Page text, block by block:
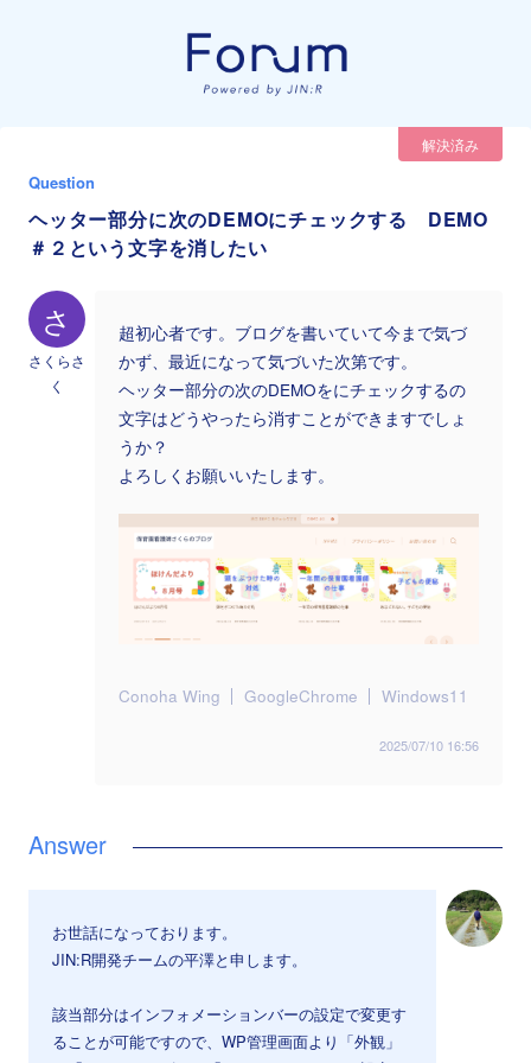
解決済み
Question
ヘッター部分に次のDEMOにチェックする DEMO
＃２という文字を消したい
さ
さくらさ
く
超初心者です。ブログを書いていて今まで気づ
かず、最近になって気づいた次第です。
ヘッター部分の次のDEMOをにチェックするの
文字はどうやったら消すことができますでしょ
うか？
よろしくお願いいたします。
Conoha Wing GoogleChrome Windows11
2025/07/10 16:56
お世話になっております。
JIN:R開発チームの平澤と申します。
該当部分はインフォメーションバーの設定で変更す
ることが可能ですので、WP管理画面より「外観」